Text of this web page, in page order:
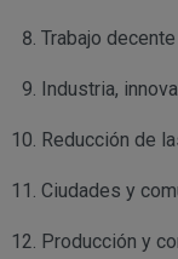
Trabajo
Industria,
Reducción de
Ciudades y
Producción y